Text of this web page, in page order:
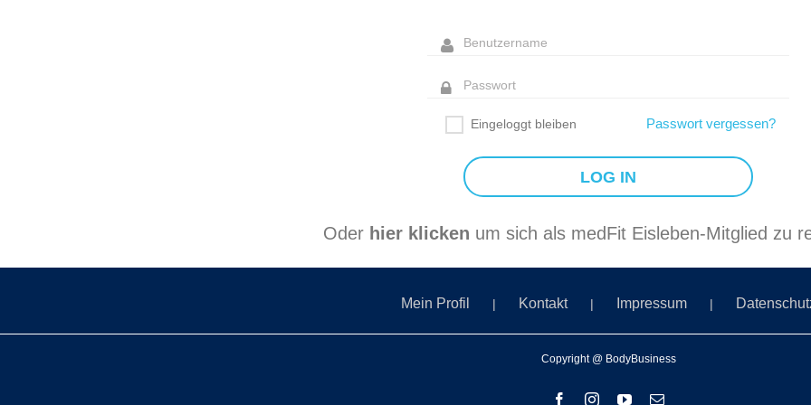
Eingeloggt bleiben Passwort vergessen?
Oder hier klicken um sich als medFit Eisleben-Mitglied zu
Mein Profil Kontakt Impressum
Copyright @ BodyBusiness
FacebookInstagramYouTube
E-